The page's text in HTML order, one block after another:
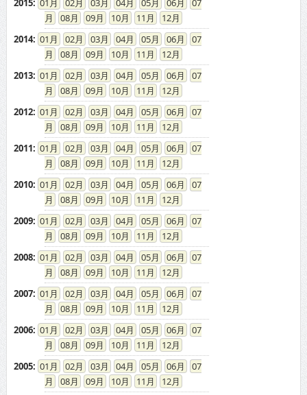
2013: 01 02 03 04 05 06
07
08
09 10 11
12
2012: 01 02 03 04 05 06
07
08
09 10 11
12
2011: 01 02 03 04 05 06
07
08
09 10 11
12
2010: 01 02 03 04 05 06
07
08
09 10 11
12
2009: 01 02 03 04 05 06
07
08
09 10 11
12
2008: 01 02 03 04 05 06
07
08
09 10 11
12
2007: 01 02 03 04 05 06
07
08
09 10 11
12
2006: 01 02 03 04 05 06
07
08
09 10 11
12
2005: 01 02 03 04 05 06
07
08
09 10 11
12
2004: 01 02 03 04 05 06
07
08
09 10 11
12
2003: 01 02 03 04 05 06
07
08
09 10 11 12